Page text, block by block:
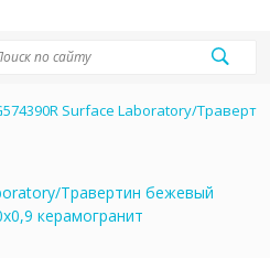
Surface Laboratory/